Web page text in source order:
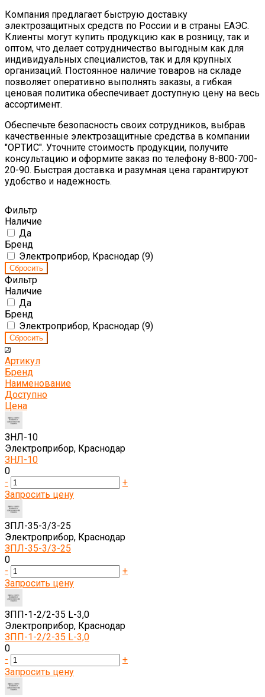
Компания предлагает быструю доставку
электрозащитных средств по России и в страны ЕАЭС.
Клиенты могут купить продукцию как в розницу, так и
оптом, что делает сотрудничество выгодным как для
индивидуальных специалистов, так и для крупных
организаций. Постоянное наличие товаров на складе
позволяет оперативно выполнять заказы, а гибкая
ценовая политика обеспечивает доступную цену на весь
ассортимент.
Обеспечьте безопасность своих сотрудников, выбрав
качественные электрозащитные средства в компании
"ОРТИС". Уточните стоимость продукции, получите
консультацию и оформите заказ по телефону 8-800-700-
20-90. Быстрая доставка и разумная цена гарантируют
удобство и надежность.
Фильтр
Наличие
Да
Бренд
Электроприбор, Краснодар (9)
Фильтр
Наличие
Да
Бренд
Электроприбор, Краснодар (9)
Артикул
Бренд
Наименование
Доступно
Цена
ЗНЛ-10
Электроприбор, Краснодар
ЗНЛ-10
0
-
+
Запросить цену
ЗПЛ-35-3/3-25
Электроприбор, Краснодар
ЗПЛ-35-3/3-25
0
-
+
Запросить цену
ЗПП-1-2/2-35 L-3,0
Электроприбор, Краснодар
ЗПП-1-2/2-35 L-3,0
0
-
+
Запросить цену